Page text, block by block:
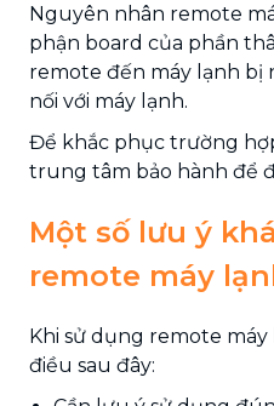
Nguyên nhân remote
phận board của phần
remote đến máy lạnh bị
nối với máy lạnh.
Để khắc phục trường
trung tâm bảo hành để
Một số lưu ý
remote máy
Khi sử dụng remote
điều sau đây: